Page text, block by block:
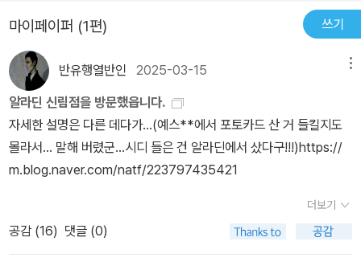
코너랍니다.과학이 어렵다 어렵다 해도학습만화를 통해 과학을 접하
다 보니얼굴에는 웃음꽃이 피어나네요.큰아이 수업시간에 배운내용
들 있다고 저한테 이야기 해주네요.그러면서 더 재미있게 읽는 아이
랍니다.벌써 17권이 너무나 기대되는 놓지마 과학!이제 어려운 과학
은 하지말고재미있는 과학만 해봐요^^
과학적 원리★과학적 개념을 잡아 주는 심화 학습★재밌고 활동적인
요소로 과학 지식이 저절로 생겨요!🏷 위즈덤하우스_ @wisdomho
use_kids #놓지마과학 #위즈덤하우스 #학습만화추천 #교과연계 #
과학적원리 #과학적개념 #심화학습 #과학지식#어린이추천도서 #
초등추천도서 #과학추천도서
지 올려 알아내더라고요.과학에 관심이 많은 줄 알았지만 궁금한 걸
알아내려는 그 집념을 많이 칭찬했는데요.나침반이 왜 방향을 가리키
는지 알게 되었다며 신이 나서 이야기하네요.학습만화라는 편견을 가
진 부모님들이 과학과 역사 관련해서는주저하지 않는 이유가 바로 교
과연계 컨텐츠 때문인데요.책에서 자연스럽게 익힌 내용들은 기억도
오래갈 뿐 아니라 스스로 궁금했던 내용들이라 그런지집중해서 읽고
스스로 반복해서 읽으니 오래오래 기억합니다.2021년 초등 과학 교
과 연계와 퀴즈로 실력 확인까지!곧 3학년이 될 아이가 관심 있어 하
스럽게 교과가 연게 되어 있습니다.재미+학습+퀴즈정신줄 놓고도
똑똑해지는 놀라운 학습툰!아이들이 왜 그리 넋을 놓고 좋아하는지
다~ 이유가 있었네요!책 오자마자 서로 읽으려고 했어요.너무 좋아하
마이페이퍼 (1편) 쓰기
반유행열반인 2025-03-15
알라딘 신림점을 방문했읍니다.
자세한 설명은 다른 데다가...(예스**에서 포토카드 산 거 들킬지도
몰라서... 말해 버렸군...시디 들은 건 알라딘에서 샀다구!!!)https://
m.blog.naver.com/natf/223797435421
더보기
공감 (16) 댓글 (0)